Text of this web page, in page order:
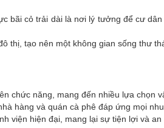
bãi cỏ trải dài là nơi lý tưởng để cư
thị, tạo nên một không gian sống thư
chức năng, mang đến nhiều lựa chọn
hàng và quán cà phê đáp ứng mọi
viện hiện đại, mang lại sự tiện lợi và an